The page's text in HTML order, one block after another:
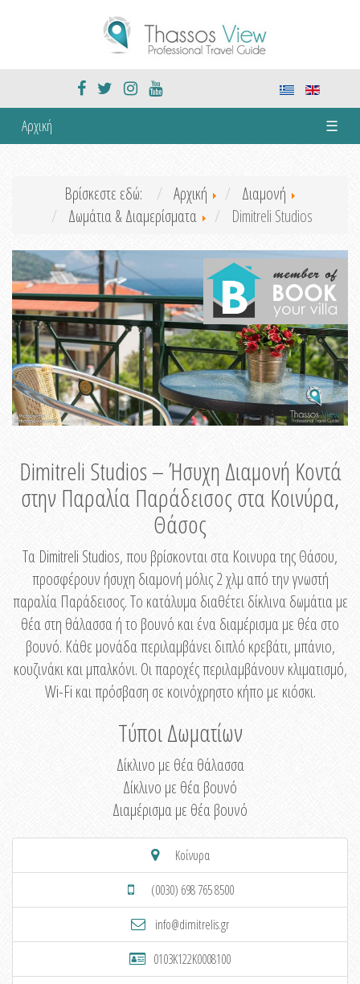
Αρχική ☰
Βρίσκεστε εδώ: Αρχική
Διαμονή
Δωμάτια & Διαμερίσματα
Dimitreli Studios
Dimitreli Studios – Ήσυχη Διαμονή Κοντά
στην Παραλία Παράδεισος στα Κοινύρα,
Θάσος
Τα Dimitreli Studios, που βρίσκονται στα Κοινυρα της Θάσου,
προσφέρουν ήσυχη διαμονή μόλις 2 χλμ από την γνωστή
παραλία Παράδεισος. Το κατάλυμα διαθέτει δίκλινα δωμάτια με
θέα στη θάλασσα ή το βουνό και ένα διαμέρισμα με θέα στο
βουνό. Κάθε μονάδα περιλαμβάνει διπλό κρεβάτι, μπάνιο,
κουζινάκι και μπαλκόνι. Οι παροχές περιλαμβάνουν κλιματισμό,
Wi-Fi και πρόσβαση σε κοινόχρηστο κήπο με κιόσκι.
Τύποι Δωματίων
Δίκλινο με θέα θάλασσα
Δίκλινο με θέα βουνό
Διαμέρισμα με θέα βουνό
Κοίνυρα
(0030) 698 765 8500
info@dimitrelis.gr
0103K122K0008100